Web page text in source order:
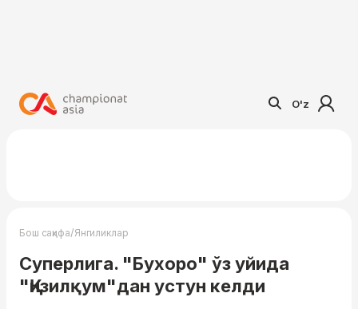
O'z
Бош саҳифа/Янгиликлар
Суперлига. "Бухоро" ўз уйида
"Қизилқум"дан устун келди